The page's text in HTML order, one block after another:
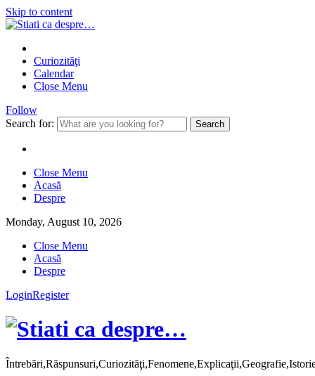
Skip to content
Curiozităţi
Calendar
Close Menu
Follow
Search for:
Close Menu
Acasă
Despre
Monday, August 10, 2026
Close Menu
Acasă
Despre
LoginRegister